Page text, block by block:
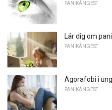
PANIKÅNGEST
Lär dig om
PANIKÅNGEST
Agorafobi i
PANIKÅNGEST